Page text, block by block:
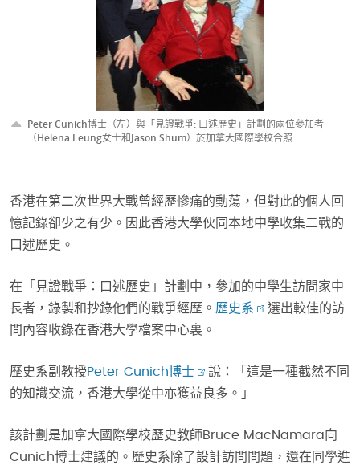
Peter Cunich博士（左）與「見證戰爭: 口述歷史」計劃的兩位參加者
（Helena Leung女士和Jason Shum）於加拿大國際學校合照
香港在第二次世界大戰曾經歷慘痛的動蕩，但對此的個人回
憶記錄卻少之有少。因此香港大學伙同本地中學收集二戰的
口述歷史。
在「見證戰爭：口述歷史」計劃中，參加的中學生訪問家中
長者，錄製和抄錄他們的戰爭經歷。 歷史系
選出較佳的訪
問內容收錄在香港大學檔案中心裏。
歷史系副教授Peter Cunich博士
說：「這是一種截然不同
的知識交流，香港大學從中亦獲益良多。」
該計劃是加拿大國際學校歷史教師Bruce MacNamara向
Cunich博士建議的。歷史系除了設計訪問問題，還在同學進